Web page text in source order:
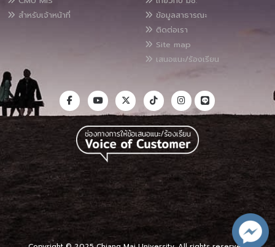
สำหรับเจ้าหน้าที่
ข้อมูลสาธารณะ
ติดต่อเรา
Site map
เสนอแนะ/ร้องเรียน